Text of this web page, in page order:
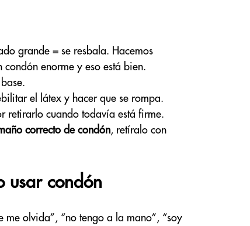
grande = se resbala. Hacemos
enorme y eso está bien.
el látex y hacer que se rompa.
retirarlo cuando todavía está firme.
correcto de condón, retíralo con
usar condón
me olvida”, “no tengo a la mano”, “soy